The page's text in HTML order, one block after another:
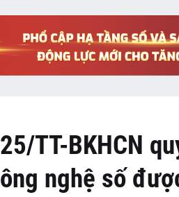
TT-BKHCN
nghệ số